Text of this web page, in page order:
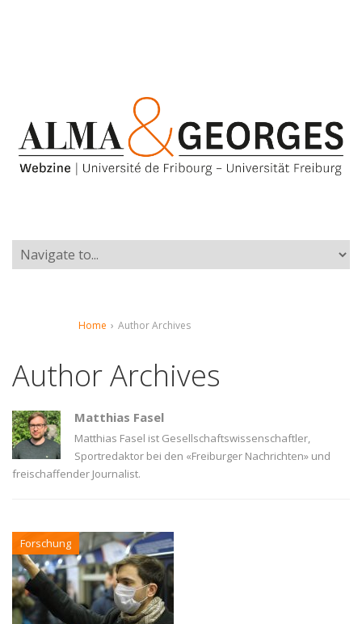
Home › Author Archives
Author Archives
Matthias Fasel
Matthias Fasel ist Gesellschaftswissenschaftler,
Sportredaktor bei den «Freiburger Nachrichten» und
freischaffender Journalist.
Forschung